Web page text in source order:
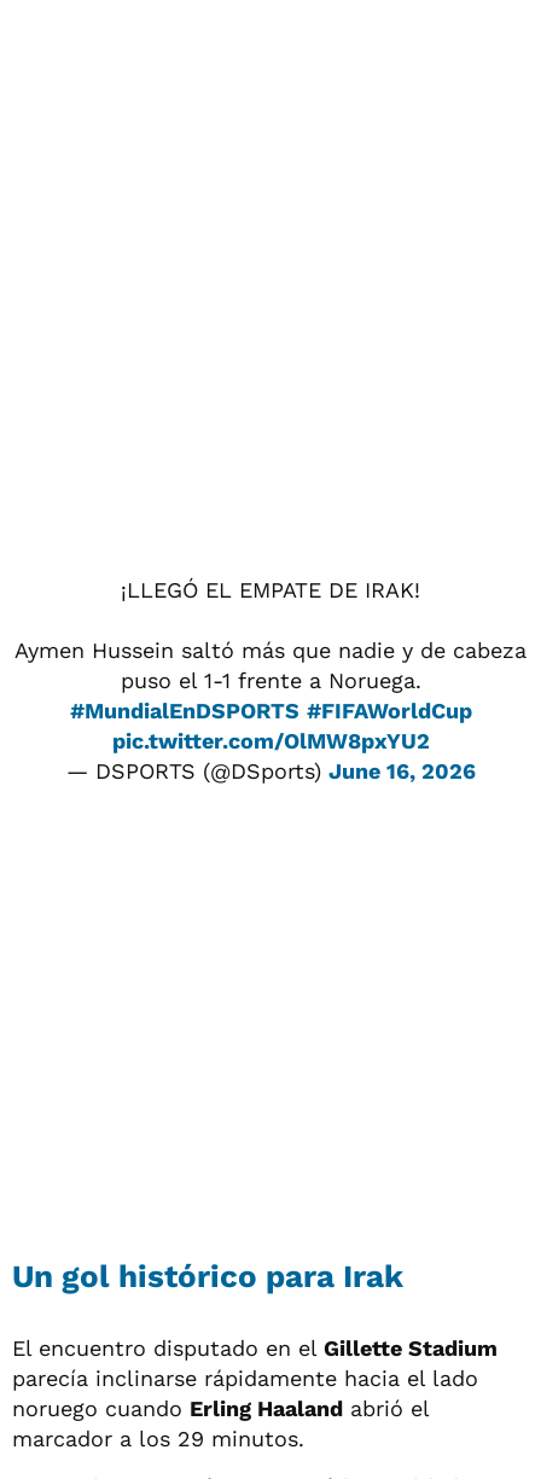
¡LLEGÓ EL EMPATE DE IRAK!
Aymen Hussein saltó más que nadie y de cabeza
puso el 1-1 frente a Noruega.
#MundialEnDSPORTS #FIFAWorldCup
pic.twitter.com/OlMW8pxYU2
— DSPORTS (@DSports) June 16, 2026
Un gol histórico para Irak
El encuentro disputado en el Gillette Stadium
parecía inclinarse rápidamente hacia el lado
noruego cuando Erling Haaland abrió el
marcador a los 29 minutos.